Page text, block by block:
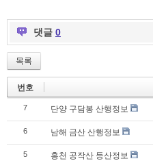
댓글 0
목록
번호
7 단양 구담봉 산행정보
6 남해 금산 산행정보
5 홍천 공작산 등산정보